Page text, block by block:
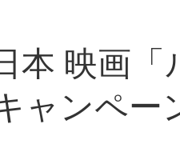
本 映画
ャンペー